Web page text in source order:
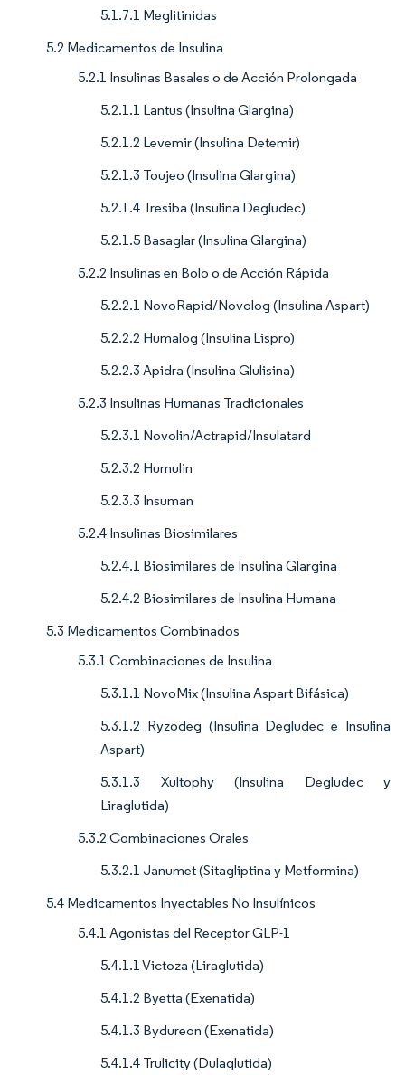
5.1.7.1 Meglitinidas
5.2 Medicamentos de Insulina
5.2.1 Insulinas Basales o de Acción Prolongada
5.2.1.1 Lantus (Insulina Glargina)
5.2.1.2 Levemir (Insulina Detemir)
5.2.1.3 Toujeo (Insulina Glargina)
5.2.1.4 Tresiba (Insulina Degludec)
5.2.1.5 Basaglar (Insulina Glargina)
5.2.2 Insulinas en Bolo o de Acción Rápida
5.2.2.1 NovoRapid/Novolog (Insulina Aspart)
5.2.2.2 Humalog (Insulina Lispro)
5.2.2.3 Apidra (Insulina Glulisina)
5.2.3 Insulinas Humanas Tradicionales
5.2.3.1 Novolin/Actrapid/Insulatard
5.2.3.2 Humulin
5.2.3.3 Insuman
5.2.4 Insulinas Biosimilares
5.2.4.1 Biosimilares de Insulina Glargina
5.2.4.2 Biosimilares de Insulina Humana
5.3 Medicamentos Combinados
5.3.1 Combinaciones de Insulina
5.3.1.1 NovoMix (Insulina Aspart Bifásica)
5.3.1.2 Ryzodeg (Insulina Degludec e Insulina
Aspart)
5.3.1.3 Xultophy (Insulina Degludec y
Liraglutida)
5.3.2 Combinaciones Orales
5.3.2.1 Janumet (Sitagliptina y Metformina)
5.4 Medicamentos Inyectables No Insulínicos
5.4.1 Agonistas del Receptor GLP-1
5.4.1.1 Victoza (Liraglutida)
5.4.1.2 Byetta (Exenatida)
5.4.1.3 Bydureon (Exenatida)
5.4.1.4 Trulicity (Dulaglutida)